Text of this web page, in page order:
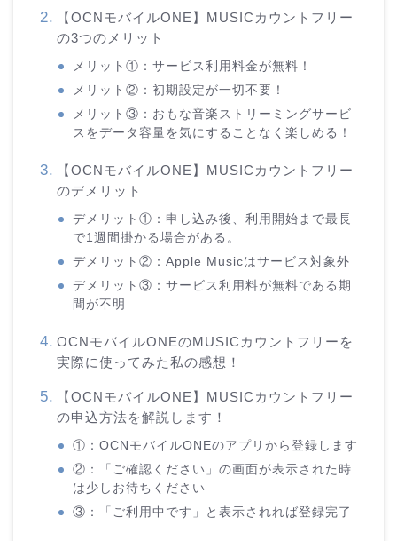
【OCNモバイルONE】MUSICカウントフリー
の3つのメリット
メリット①：サービス利用料金が無料！
メリット②：初期設定が一切不要！
メリット③：おもな音楽ストリーミングサービ
スをデータ容量を気にすることなく楽しめる！
【OCNモバイルONE】MUSICカウントフリー
のデメリット
デメリット①：申し込み後、利用開始まで最長
で1週間掛かる場合がある。
デメリット②：Apple Musicはサービス対象外
デメリット③：サービス利用料が無料である期
間が不明
OCNモバイルONEのMUSICカウントフリーを
実際に使ってみた私の感想！
【OCNモバイルONE】MUSICカウントフリー
の申込方法を解説します！
①：OCNモバイルONEのアプリから登録します
②：「ご確認ください」の画面が表示された時
は少しお待ちください
③：「ご利用中です」と表示されれば登録完了